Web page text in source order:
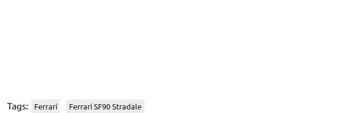
Tags: Ferrari Ferrari SF90 Stradale